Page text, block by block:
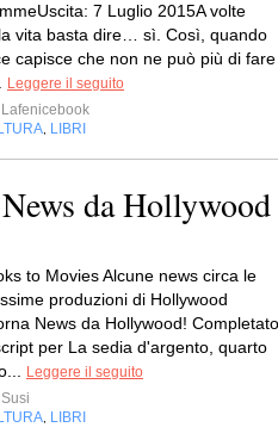
7 Luglio 2015A volte
vita basta dire… sì. Così, quando
capisce che non ne può più di fare
Leggere il seguito
Lafenicebook
LIBRI
da Hollywood
to Movies Alcune news circa le
produzioni di Hollywood
News da Hollywood! Completato
per La sedia d'argento, quarto
Leggere il seguito
Susi
LIBRI